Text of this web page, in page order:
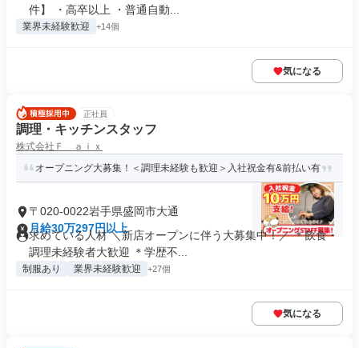
件】 ・高卒以上 ・普通自動...
業界未経験歓迎 +14個
気になる
正社員
調理・キッチンスタッフ
株式会社Ｆ ａｉｘ
オープニング大募集！＜調理未経験も歓迎＞入社祝金有&前払い有
〒020-0022岩手県盛岡市大通
月給30万297円以上
求めている人材 ＼新店オープンに伴う大募集中！／ ＊飲食・
調理未経験者大歓迎 ＊学歴不...
制服あり 業界未経験歓迎 +27個
気になる